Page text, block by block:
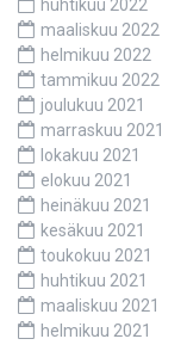
huhtikuu 2022
maaliskuu 2022
helmikuu 2022
tammikuu 2022
joulukuu 2021
marraskuu 2021
lokakuu 2021
elokuu 2021
heinäkuu 2021
kesäkuu 2021
toukokuu 2021
huhtikuu 2021
maaliskuu 2021
helmikuu 2021